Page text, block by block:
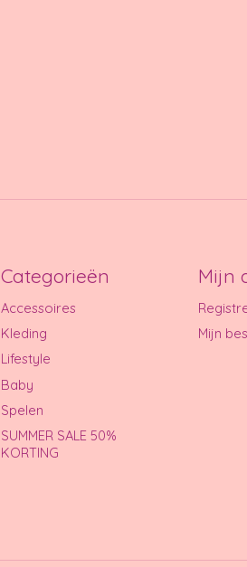
Categorieën
Accessoires
Kleding
Lifestyle
Baby
Spelen
SUMMER SALE 50%
KORTING
Mijn
Mijn